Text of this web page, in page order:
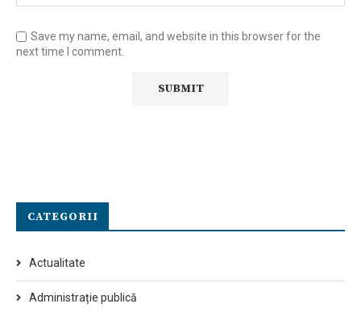
Save my name, email, and website in this browser for the
next time I comment.
CATEGORII
Actualitate
Administrație publică